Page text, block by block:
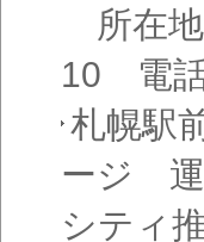
所在地
10 電話
札幌駅
ージ 運
シティ